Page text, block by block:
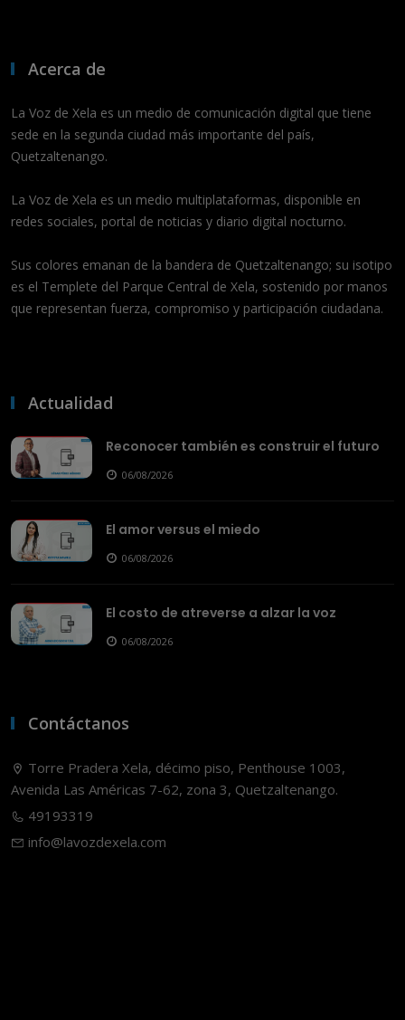
Acerca de
La Voz de Xela es un medio de comunicación digital que tiene
sede en la segunda ciudad más importante del país,
Quetzaltenango.
La Voz de Xela es un medio multiplataformas, disponible en
redes sociales, portal de noticias y diario digital nocturno.
Sus colores emanan de la bandera de Quetzaltenango; su isotipo
es el Templete del Parque Central de Xela, sostenido por manos
que representan fuerza, compromiso y participación ciudadana.
Actualidad
Reconocer también es construir el futuro
06/08/2026
El amor versus el miedo
06/08/2026
El costo de atreverse a alzar la voz
06/08/2026
Contáctanos
Torre Pradera Xela, décimo piso, Penthouse 1003,
Avenida Las Américas 7-62, zona 3, Quetzaltenango.
49193319
info@lavozdexela.com